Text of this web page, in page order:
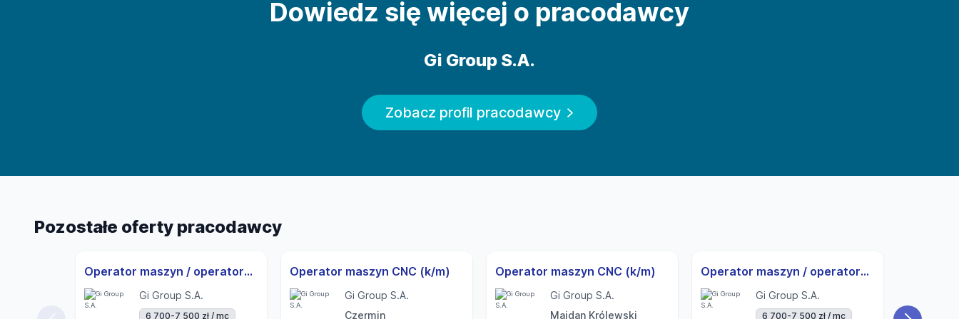
Dowiedz się więcej o pracodawcy
Gi Group S.A.
Zobacz profil pracodawcy
Pozostałe oferty pracodawcy
Operator maszyn / operatorka maszyn | 3-zmiany | UoP | od zaraz
Gi Group S.A.
6 700-7 500 zł / mc
Operator maszyn CNC (k/m)
Gi Group S.A.
Czermin
Operator maszyn CNC (k/m)
Gi Group S.A.
Majdan Królewski
Operator maszyn / operatorka maszyn | 3-zmiany | UoP | od zaraz
Gi Group S.A.
6 700-7 500 zł / mc